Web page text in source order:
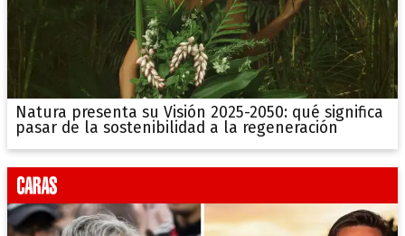
Natura presenta su Visión 2025-2050: qué significa
pasar de la sostenibilidad a la regeneración